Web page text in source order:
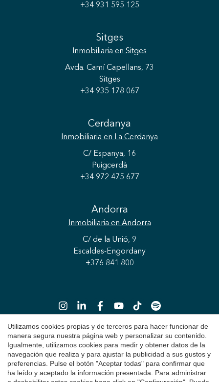
+34 931 595 125
Sitges
Inmobiliaria en Sitges
Avda. Camí Capellans, 73
Sitges
+34 935 178 067
Cerdanya
Inmobiliaria en La Cerdanya
C/ Espanya, 16
Puigcerdà
+34 972 475 677
Andorra
Inmobiliaria en Andorra
C/ de la Unió, 9
Escaldes-Engordany
+376 841 800
Copyright 2026 © Durán Carasso
Aviso Legal
Utilizamos cookies propias y de terceros para hacer funcionar de
manera segura nuestra página web y personalizar su contenido.
Igualmente, utilizamos cookies para medir y obtener datos de la
navegación que realiza y para ajustar la publicidad a sus gustos y
preferencias. Pulse el botón "Aceptar todas" para confirmar que
ha leído y aceptado la información presentada. Para administrar